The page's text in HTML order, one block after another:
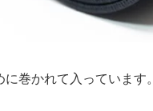
に巻かれて入っています